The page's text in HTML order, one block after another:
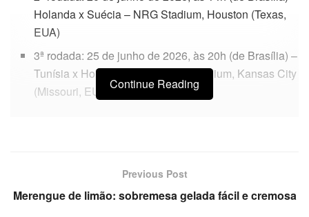
Holanda x Suécia – NRG Stadium, Houston (Texas,
EUA)
3ª rodada: 25 de junho de 2026, às 20h (de Brasília) –
Tunísia x Holanda – Arrowhead Stadium, Kansas City
(Missouri, EUA
Continue Reading
Previous Post
Merengue de limão: sobremesa gelada fácil e cremosa